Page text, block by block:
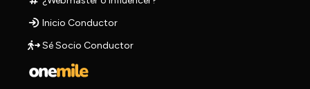
Inicio Conductor
Sé Socio Conductor